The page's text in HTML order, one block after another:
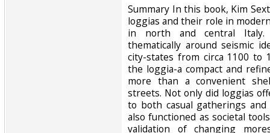
‎Summary In this book, Kim
loggias and their role in
in north and central
thematically around seismic
city-states from circa 1100 to
the loggia-a compact and
more than a convenient
streets. Not only did loggias
to both casual gatherings
also functioned as societal
validation of changing